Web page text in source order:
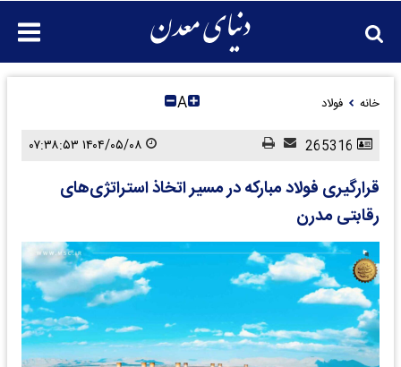
خانه فولاد A
قرارگیری فولاد مبارکه در مسیر اتخاذ استراتژی‌های
رقابتی مدرن